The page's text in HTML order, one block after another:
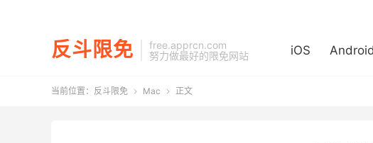
反斗限免
free.apprcn.com
努力做最好的限免网站
iOS Android
当前位置： 反斗限免  Mac  正文